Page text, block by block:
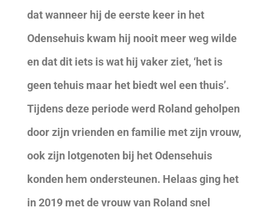
dat wanneer hij de eerste keer in het
Odensehuis kwam hij nooit meer weg wilde
en dat dit iets is wat hij vaker ziet, ‘het is
geen tehuis maar het biedt wel een thuis’.
Tijdens deze periode werd Roland geholpen
door zijn vrienden en familie met zijn vrouw,
ook zijn lotgenoten bij het Odensehuis
konden hem ondersteunen. Helaas ging het
in 2019 met de vrouw van Roland snel